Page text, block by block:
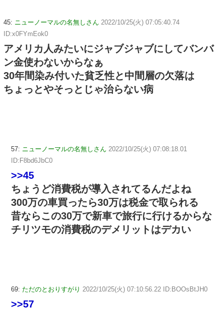
45: ニューノーマルの名無しさん 2022/10/25(火) 07:05:40.74
ID:x0FYmEok0
アメリカ人みたいにジャブジャブにしてバンバ
ン金使わないからなぁ
30年間染み付いた貧乏性と中間層の欠落は
ちょっとやそっとじゃ治らない病
57: ニューノーマルの名無しさん 2022/10/25(火) 07:08:18.01
ID:F8bd6JbC0
>>45
ちょうど消費税が導入されてるんだよね
300万の車買ったら30万は税金で取られる
昔ならこの30万で新車で旅行に行けるからな
チリツモの消費税のデメリットはデカい
69: ただのとおりすがり 2022/10/25(火) 07:10:56.22 ID:BOOsBtJH0
>>57